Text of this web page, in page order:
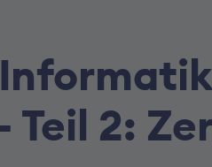
Teil 2: